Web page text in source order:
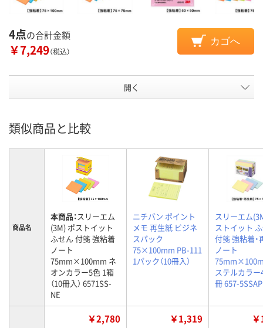
4点の合計金額
￥7,249（税込）
カゴへ
開く
類似商品と比較
商品名
本商品：スリーエム
(3M) ポストイット
ふせん 付箋 強粘着
ノート
75mm×100mm ネ
オンカラー5色 1箱
（10冊入） 6571SS-
NE
ニチバン ポイント
メモ 再生紙 ビジネ
スパック
75×100mm PB-111
1パック（10冊入）
スリーエム
ストイット
付箋 強粘着・
ノート
ステルカラー
冊 657-5SSAP
￥2,780 ￥1,319